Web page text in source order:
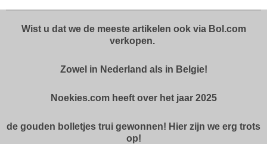
Wist u dat we de meeste artikelen ook via Bol.com
verkopen.
Zowel in Nederland als in Belgie!
Noekies.com heeft over het jaar 2025
de gouden bolletjes trui gewonnen! Hier zijn we erg trots
op!